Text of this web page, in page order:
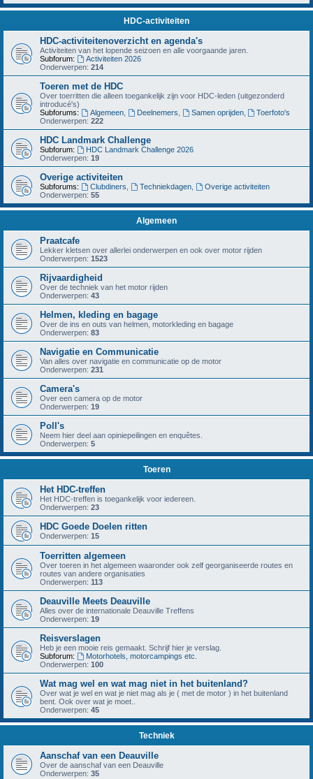
HDC-activiteiten
HDC-activiteitenoverzicht en agenda's
Activiteiten van het lopende seizoen en alle voorgaande jaren.
Subforum:
Activiteiten 2026
Onderwerpen: 214
Toeren met de HDC
Over toerritten die alleen toegankelijk zijn voor HDC-leden (uitgezonderd
introducé's)
Subforums:
Algemeen, Deelnemers Samen oprijden,
Toerfoto's
Onderwerpen: 222
HDC Landmark Challenge
Subforum:
HDC Landmark Challenge 2026
Onderwerpen: 19
Overige activiteiten
Subforums: Clubdiners Techniekdagen,
Overige activiteiten
Onderwerpen: 55
Algemeen
Praatcafe
Lekker kletsen over allerlei onderwerpen en ook over motor rijden
Onderwerpen: 1523
Rijvaardigheid
Over de techniek van het motor rijden
Onderwerpen: 43
Helmen, kleding en bagage
Over de ins en outs van helmen, motorkleding en bagage
Onderwerpen: 83
Navigatie en Communicatie
Van alles over navigatie en communicatie op de motor
Onderwerpen: 231
Camera's
Over een camera op de motor
Onderwerpen: 19
Poll's
Neem hier deel aan opiniepeilingen en enquêtes.
Onderwerpen: 5
Toeren
Het HDC-treffen
Het HDC-treffen is toegankelijk voor iedereen.
Onderwerpen: 23
HDC Goede Doelen ritten
Onderwerpen: 15
Toerritten algemeen
Over toeren in het algemeen waaronder ook zelf georganiseerde routes en
routes van andere organisaties
Onderwerpen: 113
Deauville Meets Deauville
Alles over de internationale Deauville Treffens
Onderwerpen: 19
Reisverslagen
Heb je een mooie reis gemaakt. Schrijf hier je verslag.
Subforum:
Motorhotels, motorcampings etc.
Onderwerpen: 100
Wat mag wel en wat mag niet in het buitenland?
Over wat je wel en wat je niet mag als je ( met de motor ) in het buitenland
bent. Ook over wat je moet..
Onderwerpen: 45
Techniek
Aanschaf van een Deauville
Over de aanschaf van een Deauville
Onderwerpen: 35